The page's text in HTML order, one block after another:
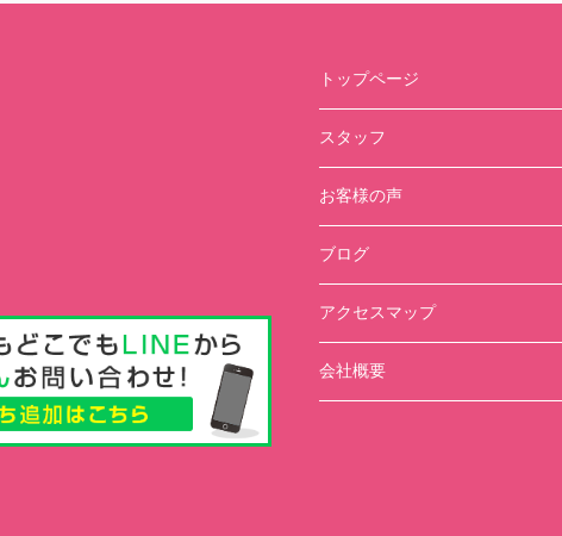
トップページ
スタッフ
お客様の声
ブログ
アクセスマップ
会社概要